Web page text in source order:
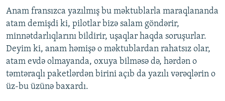
Anam fransızca yazılmış bu məktublarla maraqlananda
atam demişdi ki, pilotlar bizə salam göndərir,
minnətdarlıqlarını bildirir, uşaqlar haqda soruşurlar.
Deyim ki, anam həmişə o məktublardan rahatsız olar,
atam evdə olmayanda, oxuya bilməsə də, hərdən o
təmtəraqlı paketlərdən birini açıb da yazılı vərəqlərin o
üz-bu üzünə baxardı.